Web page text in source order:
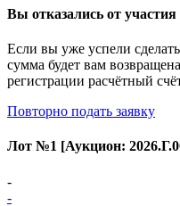
Вы отказались от участия
Если вы уже успели
сумма будет вам
регистрации расчётный
Повторно подать заявку
Лот №1 [Аукцион:
-
-